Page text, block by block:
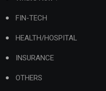
FIN-TECH
HEALTH/HOSPITAL
INSURANCE
OTHERS